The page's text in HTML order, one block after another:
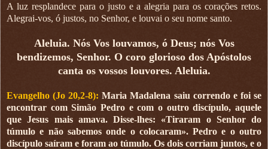
A luz resplandece para o justo e a alegria para os corações retos.
Alegrai-vos, ó justos, no Senhor, e louvai o seu nome santo.
Aleluia. Nós Vos louvamos, ó Deus; nós Vos
bendizemos, Senhor. O coro glorioso dos Apóstolos
canta os vossos louvores. Aleluia.
Evangelho (Jo 20,2-8):Maria Madalena saiu correndo e foi se
encontrar com Simão Pedro e com o outro discípulo, aquele
que Jesus mais amava. Disse-lhes: «Tiraram o Senhor do
túmulo e não sabemos onde o colocaram». Pedro e o outro
discípulo saíram e foram ao túmulo. Os dois corriam juntos, e o